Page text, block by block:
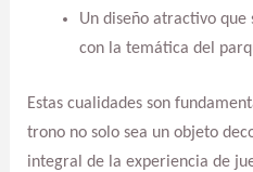
Un diseño atractivo
con la temática del
Estas cualidades son
trono no solo sea un objeto
integral de la experiencia de